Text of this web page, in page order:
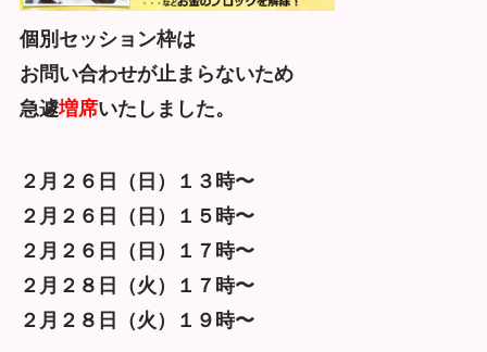
個別セッション枠は
お問い合わせが止まらないため
急遽増席いたしました。
２月２６日（日）１３時〜
２月２６日（日）１５時〜
２月２６日（日）１７時〜
２月２８日（火）１７時〜
２月２８日（火）１９時〜